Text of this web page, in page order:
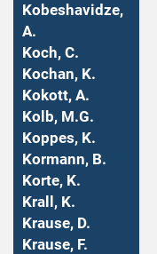
Kobeshavidze,
A.
Koch, C.
Kochan, K.
Kokott, A.
Kolb, M.G.
Koppes, K.
Kormann, B.
Korte, K.
Krall, K.
Krause, D.
Krause, F.